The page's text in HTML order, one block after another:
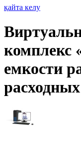
қайта келу
комплекс
емкости